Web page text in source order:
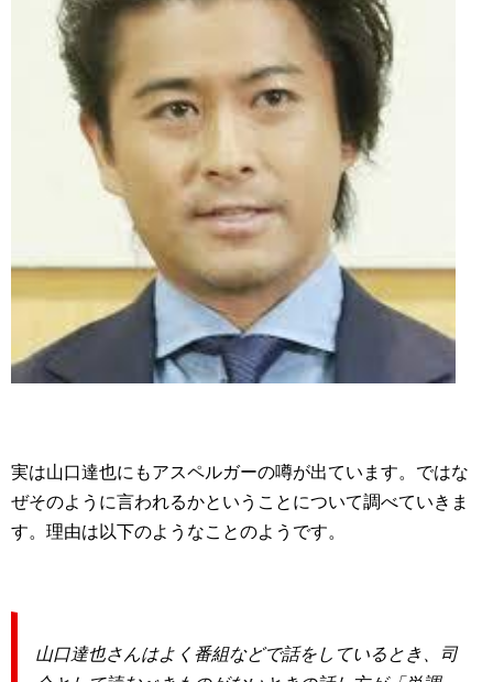
実は山口達也にもアスペルガーの噂が出ています。ではな
ぜそのように言われるかということについて調べていきま
す。理由は以下のようなことのようです。
山口達也さんはよく番組などで話をしているとき、司